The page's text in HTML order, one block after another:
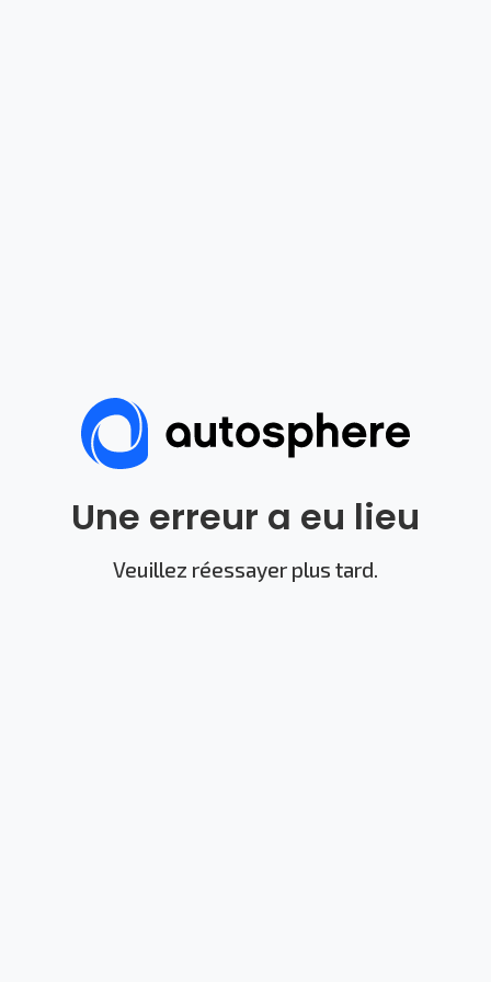
Une erreur a eu lieu
Veuillez réessayer plus tard.